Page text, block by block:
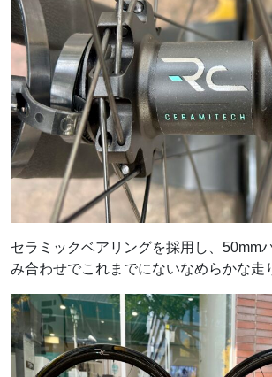
セラミックベアリングを採用し、50mm
み合わせでこれまでにないなめらかな走